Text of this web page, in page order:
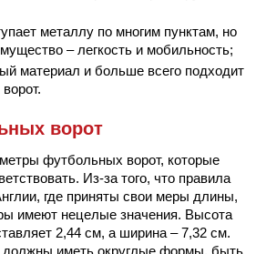
металлу по многим пунктам, но
– легкость и мобильность;
материал и больше всего подходит
ворот
футбольных ворот, которые
Из-за того, что правила
где приняты свои меры длины,
имеют нецелые значения. Высота
2,44 см, а ширина – 7,32 см.